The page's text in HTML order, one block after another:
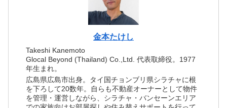
金本たけし
Takeshi Kanemoto
Glocal Beyond (Thailand) Co.,Ltd. 代表取締役。1977
年生まれ。
広島県広島市出身。タイ国チョンブリ県シラチャに根
を下ろして20数年。自らも不動産オーナーとして物件
を管理・運営しながら、シラチャ・バンセーンエリア